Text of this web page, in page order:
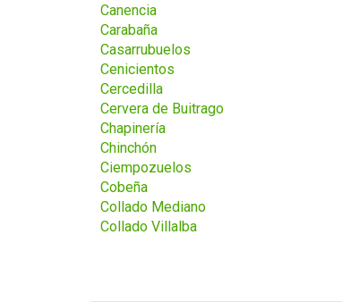
Canencia
Carabaña
Casarrubuelos
Cenicientos
Cercedilla
Cervera de Buitrago
Chapinería
Chinchón
Ciempozuelos
Cobeña
Collado Mediano
Collado Villalba